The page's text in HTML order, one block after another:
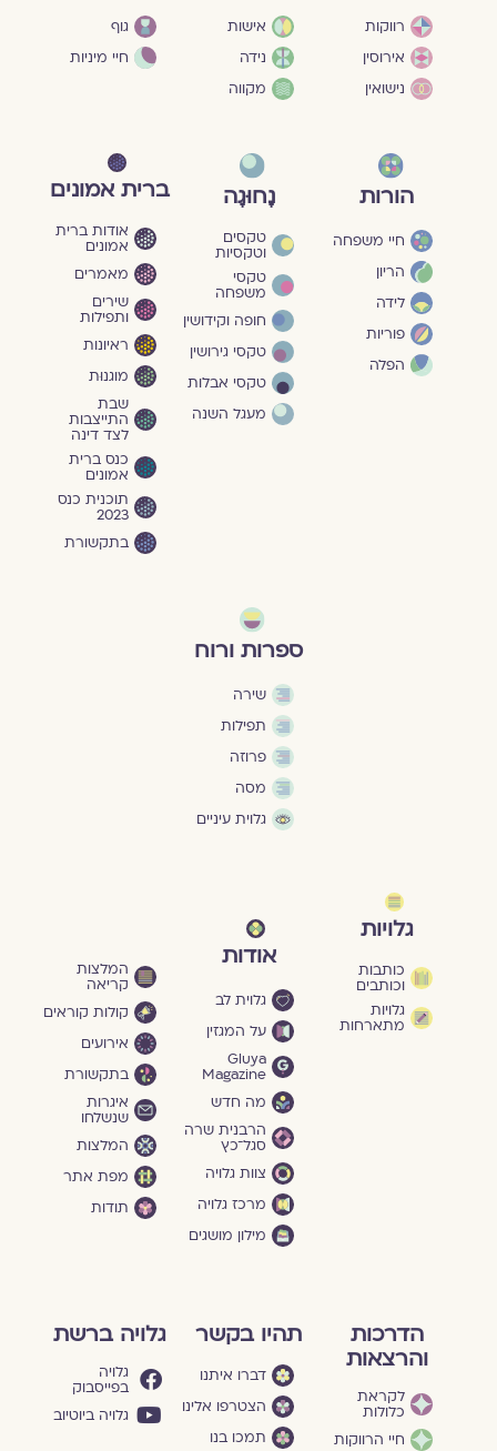
רווקות
אירוסין
נישואין
אישות
נידה
מקווה
גוף
חיי מיניות
הורות
חיי משפחה
הריון
לידה
פוריות
הפלה
נָחוּגָה
טקסים
וטקסיות
טקסי
משפחה
חופה וקידושין
טקסי גירושין
טקסי אבלות
מעגל השנה
ברית אמונים
אודות ברית
אמונים
מאמרים
שירים
ותפילות
ראיונות
מוגנוּת
שבת
התייצבות
לצד דינה
כנס ברית
אמונים
תוכנית כנס
2023
בתקשורת
ספרות ורוח
שירה
תפילות
פרוזה
מסה
גלוית עיניים
גלויות
כותבות
וכותבים
גלויות
מתארחות
אודות
גלוית לב
על המגזין
Gluya
Magazine
מה חדש
הרבנית שרה
סגל־כץ
צוות גלויה
מרכז גלויה
מילון מושגים
המלצות
קריאה
קולות קוראים
אירועים
בתקשורת
איגרות
שנשלחו
המלצות
מפת אתר
תודות
הדרכות
והרצאות
לקראת
כלולות
חיי הרווקות
תהיו בקשר
דברו איתנו
הצטרפו אלינו
תמכו בנו
גלויה ברשת
גלויה
בפייסבוק
גלויה ביוטיוב